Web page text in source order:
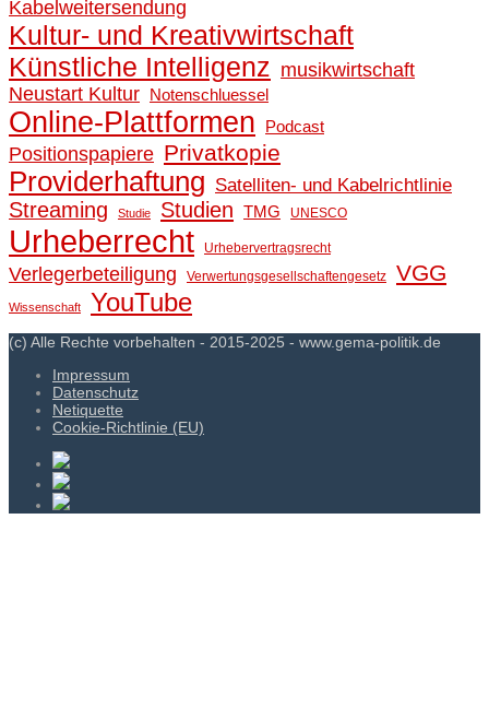
Kabelweitersendung
Kultur- und Kreativwirtschaft
Künstliche Intelligenz musikwirtschaft
Neustart Kultur Notenschluessel
Online-Plattformen Podcast
Positionspapiere Privatkopie
Providerhaftung Satelliten- und Kabelrichtlinie
Streaming Studie Studien TMG UNESCO
Urheberrecht Urhebervertragsrecht
Verlegerbeteiligung Verwertungsgesellschaftengesetz VGG
Wissenschaft YouTube
(c) Alle Rechte vorbehalten - 2015-2025 - www.gema-politik.de
Impressum
Datenschutz
Netiquette
Cookie-Richtlinie (EU)